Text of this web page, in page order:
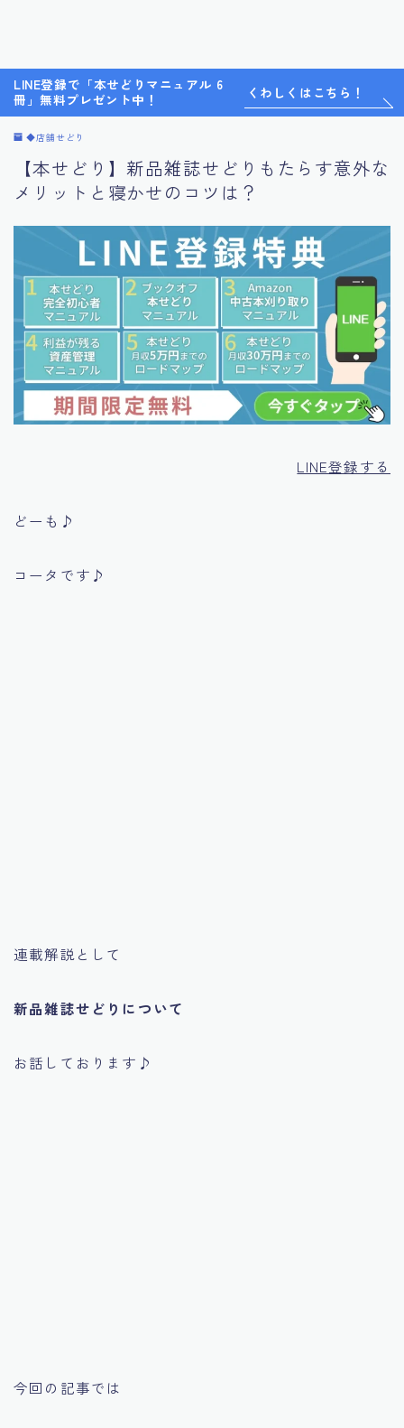
LINE登録で「本せどりマニュアル 6
冊」無料プレゼント中！
くわしくはこちら！
◆店舗せどり
【本せどり】新品雑誌せどりもたらす意外な
メリットと寝かせのコツは？
LINE登録する
どーも♪
コータです♪
連載解説として
新品雑誌せどりについて
お話しております♪
今回の記事では